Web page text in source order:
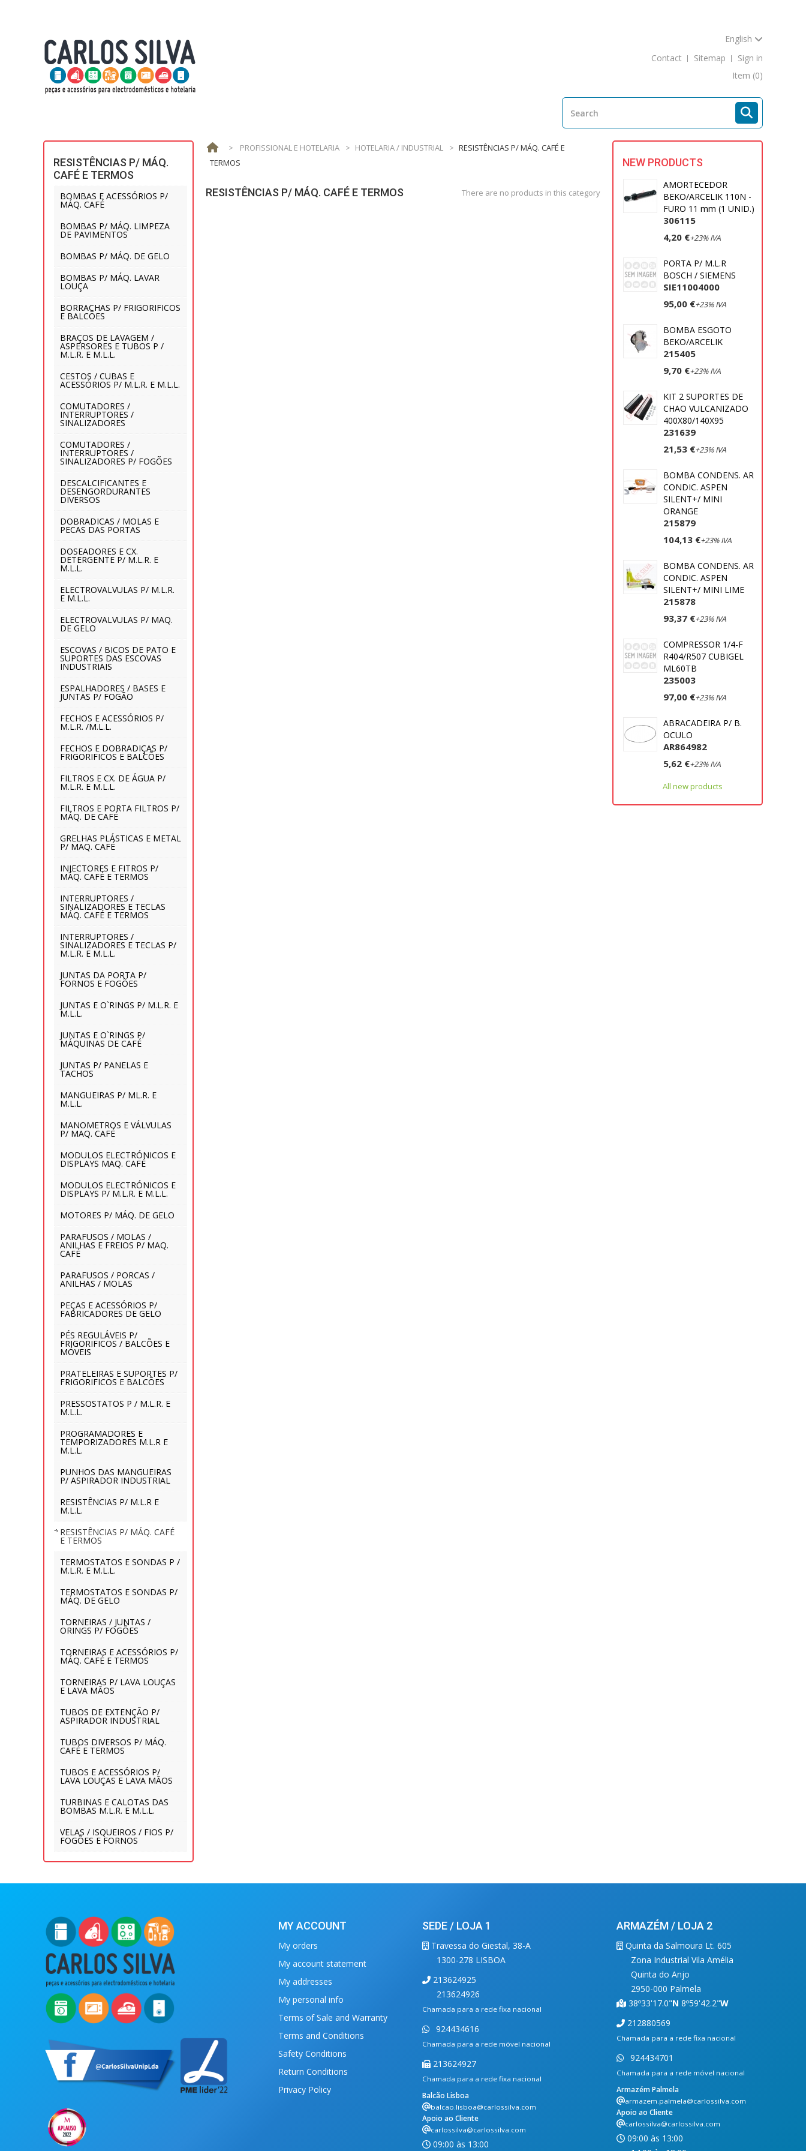
English
Sign in
Contact
Sitemap
Item (0)
RESISTÊNCIAS P/ MÁQ.
CAFÉ E TERMOS
BOMBAS E ACESSÓRIOS P/
MÁQ. CAFÉ
BOMBAS P/ MÁQ. LIMPEZA
DE PAVIMENTOS
BOMBAS P/ MÁQ. DE GELO
BOMBAS P/ MÁQ. LAVAR
LOUÇA
BORRACHAS P/ FRIGORIFICOS
E BALCÕES
BRAÇOS DE LAVAGEM /
ASPERSORES E TUBOS P /
M.L.R. E M.L.L.
CESTOS / CUBAS E
ACESSÓRIOS P/ M.L.R. E M.L.L.
COMUTADORES /
INTERRUPTORES /
SINALIZADORES
COMUTADORES /
INTERRUPTORES /
SINALIZADORES P/ FOGÕES
DESCALCIFICANTES E
DESENGORDURANTES
DIVERSOS
DOBRADICAS / MOLAS E
PECAS DAS PORTAS
DOSEADORES E CX.
DETERGENTE P/ M.L.R. E
M.L.L.
ELECTROVALVULAS P/ M.L.R.
E M.L.L.
ELECTROVALVULAS P/ MAQ.
DE GELO
ESCOVAS / BICOS DE PATO E
SUPORTES DAS ESCOVAS
INDUSTRIAIS
ESPALHADORES / BASES E
JUNTAS P/ FOGÃO
FECHOS E ACESSÓRIOS P/
M.L.R. /M.L.L.
FECHOS E DOBRADIÇAS P/
FRIGORIFICOS E BALCÕES
FILTROS E CX. DE ÁGUA P/
M.L.R. E M.L.L.
FILTROS E PORTA FILTROS P/
MÁQ. DE CAFÉ
GRELHAS PLÁSTICAS E METAL
P/ MAQ. CAFÉ
INJECTORES E FITROS P/
MÁQ. CAFÉ E TERMOS
INTERRUPTORES /
SINALIZADORES E TECLAS
MÁQ. CAFÉ E TERMOS
INTERRUPTORES /
SINALIZADORES E TECLAS P/
M.L.R. E M.L.L.
JUNTAS DA PORTA P/
FORNOS E FOGÕES
JUNTAS E O`RINGS P/ M.L.R. E
M.L.L.
JUNTAS E O`RINGS P/
MÁQUINAS DE CAFÉ
JUNTAS P/ PANELAS E
TACHOS
MANGUEIRAS P/ ML.R. E
M.L.L.
MANOMETROS E VÁLVULAS
P/ MAQ. CAFÉ
MODULOS ELECTRÓNICOS E
DISPLAYS MAQ. CAFÉ
MODULOS ELECTRÓNICOS E
DISPLAYS P/ M.L.R. E M.L.L.
MOTORES P/ MÁQ. DE GELO
PARAFUSOS / MOLAS /
ANILHAS E FREIOS P/ MAQ.
CAFÉ
PARAFUSOS / PORCAS /
ANILHAS / MOLAS
PEÇAS E ACESSÓRIOS P/
FABRICADORES DE GELO
PÉS REGULÁVEIS P/
FRIGORIFICOS / BALCÕES E
MÓVEIS
PRATELEIRAS E SUPORTES P/
FRIGORIFICOS E BALCÕES
PRESSOSTATOS P / M.L.R. E
M.L.L.
PROGRAMADORES E
TEMPORIZADORES M.L.R E
M.L.L.
PUNHOS DAS MANGUEIRAS
P/ ASPIRADOR INDUSTRIAL
RESISTÊNCIAS P/ M.L.R E
M.L.L.
RESISTÊNCIAS P/ MÁQ. CAFÉ
E TERMOS
TERMOSTATOS E SONDAS P /
M.L.R. E M.L.L.
TERMOSTATOS E SONDAS P/
MÁQ. DE GELO
TORNEIRAS / JUNTAS /
ORINGS P/ FOGÕES
TORNEIRAS E ACESSÓRIOS P/
MÁQ. CAFÉ E TERMOS
TORNEIRAS P/ LAVA LOUÇAS
E LAVA MÃOS
TUBOS DE EXTENÇÃO P/
ASPIRADOR INDUSTRIAL
TUBOS DIVERSOS P/ MÁQ.
CAFÉ E TERMOS
TUBOS E ACESSÓRIOS P/
LAVA LOUÇAS E LAVA MÃOS
TURBINAS E CALOTAS DAS
BOMBAS M.L.R. E M.L.L.
VELAS / ISQUEIROS / FIOS P/
FOGÕES E FORNOS
> PROFISSIONAL E HOTELARIA > HOTELARIA / INDUSTRIAL > RESISTÊNCIAS P/ MÁQ. CAFÉ E
TERMOS
RESISTÊNCIAS P/ MÁQ. CAFÉ E TERMOS There are no products in this category
NEW PRODUCTS
AMORTECEDOR
BEKO/ARCELIK 110N -
FURO 11 mm (1 UNID.)
306115
4,20 €+23% IVA
PORTA P/ M.L.R
BOSCH / SIEMENS
SIE11004000
95,00 €+23% IVA
BOMBA ESGOTO
BEKO/ARCELIK
215405
9,70 €+23% IVA
KIT 2 SUPORTES DE
CHAO VULCANIZADO
400X80/140X95
231639
21,53 €+23% IVA
BOMBA CONDENS. AR
CONDIC. ASPEN
SILENT+/ MINI
ORANGE
215879
104,13 €+23% IVA
BOMBA CONDENS. AR
CONDIC. ASPEN
SILENT+/ MINI LIME
215878
93,37 €+23% IVA
COMPRESSOR 1/4-F
R404/R507 CUBIGEL
ML60TB
235003
97,00 €+23% IVA
ABRACADEIRA P/ B.
OCULO
AR864982
5,62 €+23% IVA
All new products
MY ACCOUNT
My orders
My account statement
My addresses
My personal info
Terms of Sale and Warranty
Terms and Conditions
Safety Conditions
Return Conditions
Privacy Policy
SEDE / LOJA 1
Travessa do Giestal, 38-A
1300-278 LISBOA
213624925
213624926
Chamada para a rede fixa nacional
924434616
Chamada para a rede móvel nacional
213624927
Chamada para a rede fixa nacional
Balcão Lisboa
balcao.lisboa@carlossilva.com
Apoio ao Cliente
carlossilva@carlossilva.com
09:00 às 13:00
ARMAZÉM / LOJA 2
Quinta da Salmoura Lt. 605
Zona Industrial Vila Amélia
Quinta do Anjo
2950-000 Palmela
38º33'17.0"N 8º59'42.2"W
212880569
Chamada para a rede fixa nacional
924434701
Chamada para a rede móvel nacional
Armazém Palmela
armazem.palmela@carlossilva.com
Apoio ao Cliente
carlossilva@carlossilva.com
09:00 às 13:00